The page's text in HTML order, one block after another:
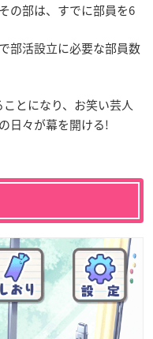
の部は、すでに部員を6
部活設立に必要な部員数
ことになり、お笑い芸人
日々が幕を開ける!